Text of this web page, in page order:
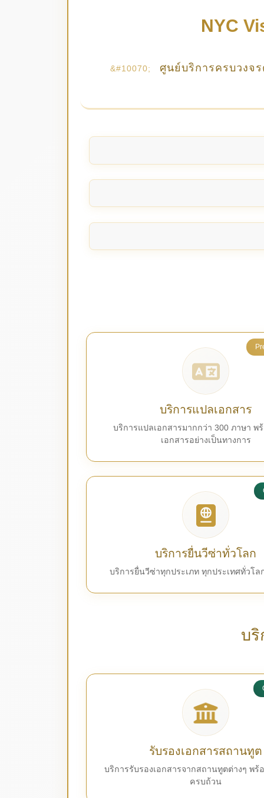
NYC
ศูนย์บริการครบวงจ
บริการแปลเอกสาร
บริการแปลเอกสารมากกว่า 300 ภาษา พ
เอกสารอย่างเป็นทางการ
บริการยื่นวีซ่าทั่วโลก
บริการยื่นวีซ่าทุกประเภท ทุกประเทศทั่วโล
บริ
รับรองเอกสารสถานทูต
บริการรับรองเอกสารจากสถานทูตต่างๆ พ
ครบถ้วน